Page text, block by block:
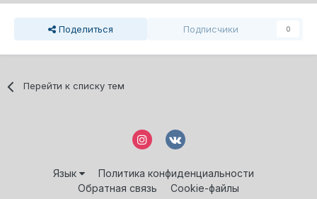
Поделиться Подписчики 0
Перейти к списку тем
Язык
Политика конфиденциальности
Обратная связь
Cookie-файлы